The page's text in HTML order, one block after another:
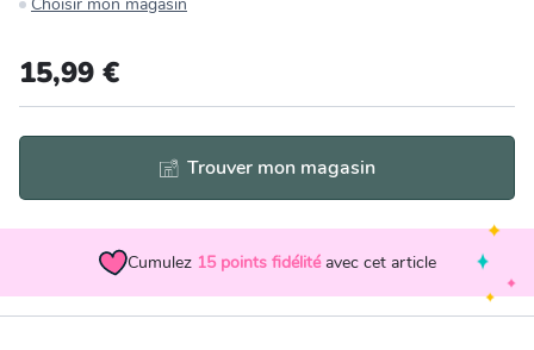
Jardin et plein air
15,99 €
Trouver mon magasin
Cumulez 15 points fidélité avec cet article